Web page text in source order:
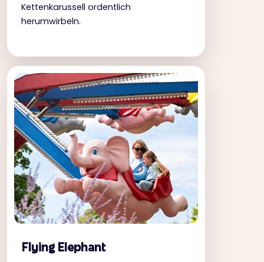
Kettenkarussell ordentlich
herumwirbeln.
Flying Elephant